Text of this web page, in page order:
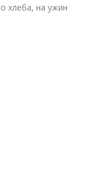
хлеба, на ужин